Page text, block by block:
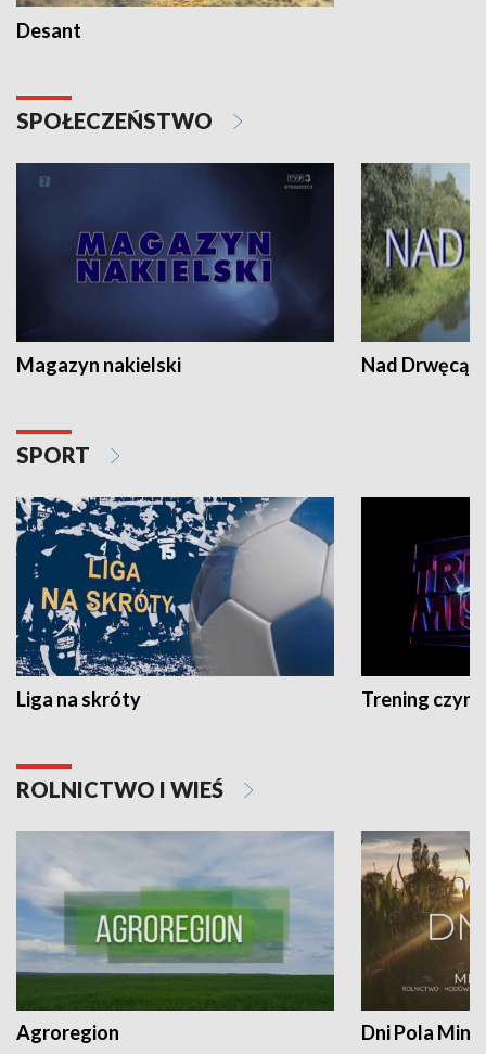
Desant
SPOŁECZEŃSTWO
Magazyn nakielski Nad Drwęcą
SPORT
Liga na skróty Trening czyni
ROLNICTWO I WIEŚ
Agroregion Dni Pola